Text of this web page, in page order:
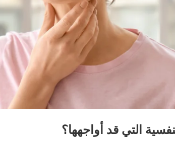
التي قد أواجهها؟